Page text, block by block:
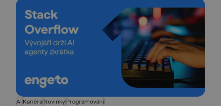
AI Kariéra Novinky Programování